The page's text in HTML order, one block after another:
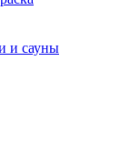
и сауны